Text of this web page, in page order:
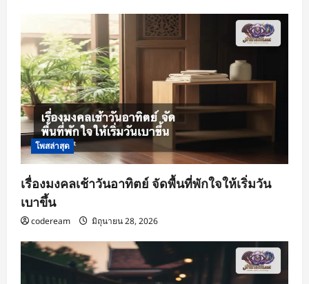
โพสล่าสุด
เรื่องมงคลเช้าวันอาทิตย์ จัดพื้นที่พักใจให้เริ่มวัน
เบาขึ้น
codeream มิถุนายน 28, 2026